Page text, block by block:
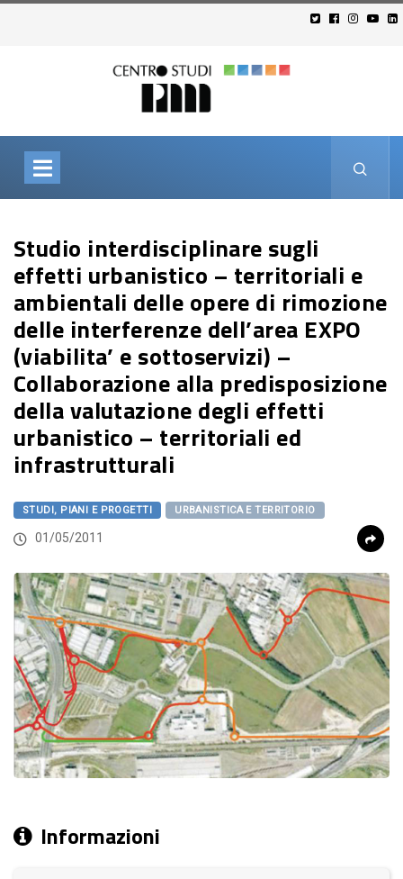
Studio interdisciplinare sugli
effetti urbanistico – territoriali e
ambientali delle opere di rimozione
delle interferenze dell’area EXPO
(viabilita’ e sottoservizi) –
Collaborazione alla predisposizione
della valutazione degli effetti
urbanistico – territoriali ed
infrastrutturali
STUDI, PIANI E PROGETTI URBANISTICA E TERRITORIO
01/05/2011
Informazioni